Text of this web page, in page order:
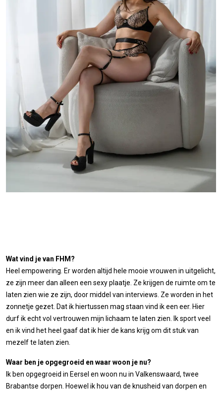
Wat vind je van FHM?
Heel empowering. Er worden altijd hele mooie vrouwen in uitgelicht,
ze zijn meer dan alleen een sexy plaatje. Ze krijgen de ruimte om te
laten zien wie ze zijn, door middel van interviews. Ze worden in het
zonnetje gezet. Dat ik hiertussen mag staan vind ik een eer. Hier
durf ik echt vol vertrouwen mijn lichaam te laten zien. Ik sport veel
en ik vind het heel gaaf dat ik hier de kans krijg om dit stuk van
mezelf te laten zien.
Waar ben je opgegroeid en waar woon je nu?
Ik ben opgegroeid in Eersel en woon nu in Valkenswaard, twee
Brabantse dorpen. Hoewel ik hou van de knusheid van dorpen en